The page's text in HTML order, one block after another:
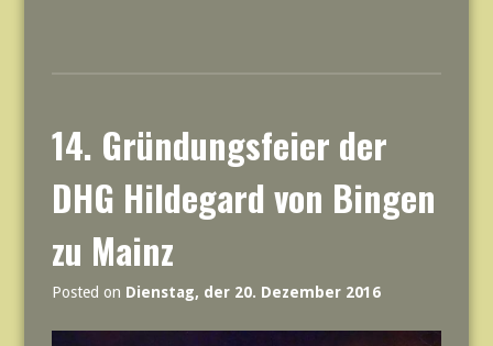
14. Gründungsfeier der
DHG Hildegard von Bingen
zu Mainz
Posted on Dienstag, der 20. Dezember 2016